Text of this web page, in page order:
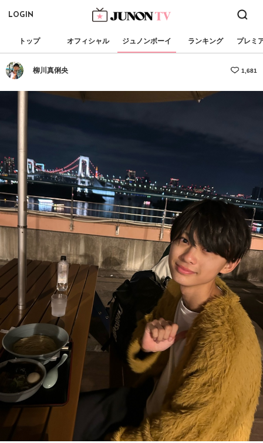
LOGIN
トップ オフィシャル ジュノンボーイ ランキング プレミ
柳川真俐央 1,681